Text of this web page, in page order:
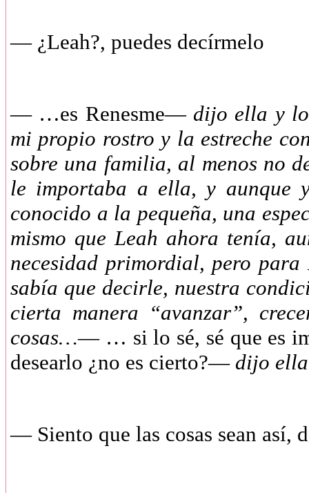
— ¿Leah?, puedes decírmelo
— …es Renesme— dijo ella y
mi propio rostro y la estreche
sobre una familia, al menos no
le importaba a ella, y aunque
conocido a la pequeña, una
mismo que Leah ahora tenía,
necesidad primordial, pero para
sabía que decirle, nuestra
cierta manera “avanzar”,
cosas…— … si lo sé, sé que es
desearlo ¿no es cierto?— dijo
— Siento que las cosas sean así,